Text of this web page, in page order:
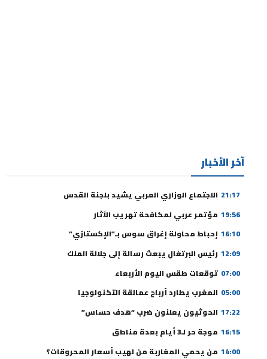
آخر الأخبار
21:17 الاجتماع الوزاري العربي يشيد بلجنة القدس
19:56 مؤتمر عربي لمكافحة تهريب الآثار
16:10 إحباط محاولة إغراق سوس بـ”الإكستازي”
12:09 رئيس البرتغال يبعث رسالة إلى جلالة الملك
07:00 توقعات طقس اليوم الأربعاء
05:00 المغرب يطارد أرباح عمالقة التكنولوجيا
17:22 الحوثيون يعلنون ضرب “هدف حساس”
16:15 موجة حر لـ3 أيام بعدة مناطق
14:00 من يحمي المغاربة من لهيب أسعار المحروقات؟